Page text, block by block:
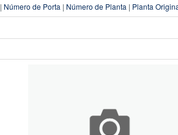
| Número de Porta | Número de Planta | Planta